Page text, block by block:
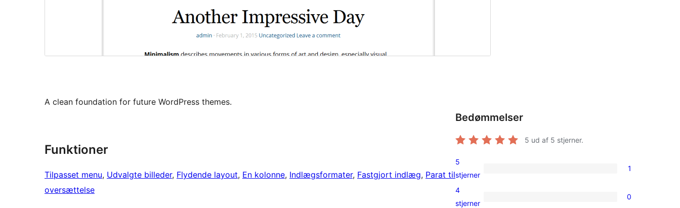
A clean foundation for future WordPress themes.
Funktioner
Tilpasset menu, Udvalgte billeder, Flydende layout, En kolonne, Indlægsformater, Fastgjort indlæg, Parat til
oversættelse
Bedømmelser
5 ud af 5 stjerner.
1
5-
stjernet
5
stjerner
1
0
4
stjerner
0